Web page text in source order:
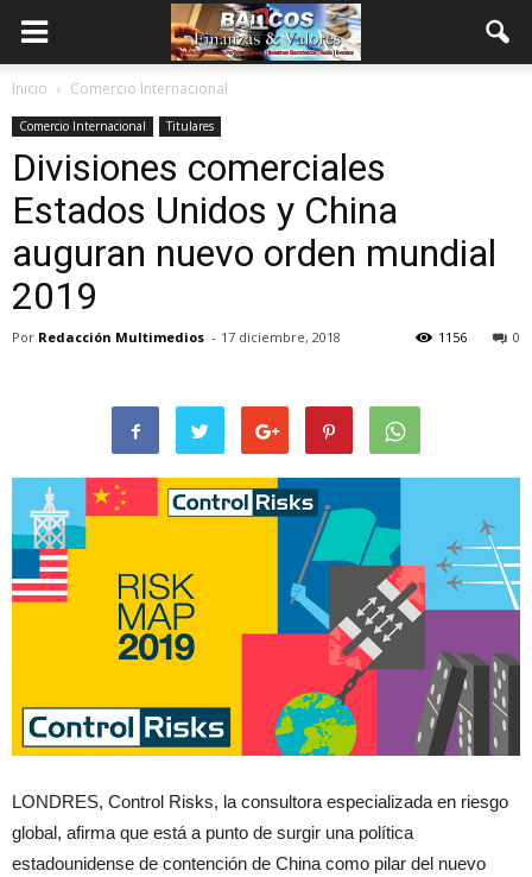
Inicio Comercio Internacional
Comercio Internacional Titulares
Divisiones comerciales
Estados Unidos y China
auguran nuevo orden mundial
2019
Por Redacción Multimedios - 17 diciembre, 2018 0
1156
LONDRES, Control Risks, la consultora especializada en riesgo
global, afirma que está a punto de surgir una política
estadounidense de contención de China como pilar del nuevo